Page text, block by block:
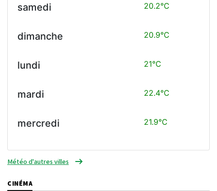
samedi 20.2°C
dimanche 20.9°C
lundi 21°C
mardi 22.4°C
mercredi 21.9°C
Météo d'autres villes
CINÉMA